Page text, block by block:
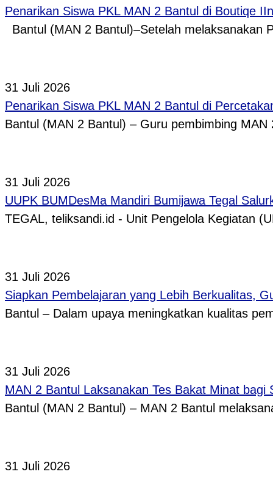
Penarikan Siswa PKL MAN 2 Bantul di Boutiqe
Bantul (MAN 2 Bantul)–Setelah melaksanakan
31 Juli 2026
Penarikan Siswa PKL MAN 2 Bantul di
Bantul (MAN 2 Bantul) – Guru pembimbing
31 Juli 2026
UUPK BUMDesMa Mandiri Bumijawa Tegal
TEGAL, teliksandi.id - Unit Pengelola Kegiatan
31 Juli 2026
Siapkan Pembelajaran yang Lebih Berkualitas,
Bantul – Dalam upaya meningkatkan kualitas
31 Juli 2026
MAN 2 Bantul Laksanakan Tes Bakat Minat bagi
Bantul (MAN 2 Bantul) – MAN 2 Bantul
31 Juli 2026